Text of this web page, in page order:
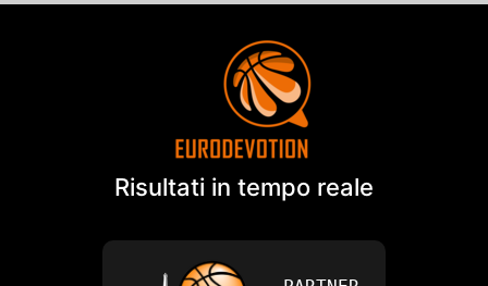
Risultati in tempo reale